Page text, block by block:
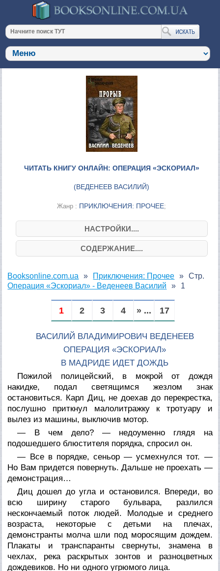
ЧИТАТЬ КНИГУ ОНЛАЙН: ОПЕРАЦИЯ «ЭСКОРИАЛ»
(ВЕДЕНЕЕВ ВАСИЛИЙ)
Жанр : ПРИКЛЮЧЕНИЯ: ПРОЧЕЕ;
НАСТРОЙКИ....
СОДЕРЖАНИЕ....
Booksonline.com.ua
Приключения: Прочее
Операция «Эскориал» - Веденеев Василий
Стр.
1
1 2 3 4 » ... 17
ВАСИЛИЙ ВЛАДИМИРОВИЧ ВЕДЕНЕЕВ
ОПЕРАЦИЯ «ЭСКОРИАЛ»
В МАДРИДЕ ИДЕТ ДОЖДЬ
Пожилой полицейский, в мокрой от дождя
накидке, подал светящимся жезлом знак
остановиться. Карл Диц, не доехав до перекрестка,
послушно приткнул малолитражку к тротуару и
вылез из машины, выключив мотор.
— В чем дело? — недоуменно глядя на
подошедшего блюстителя порядка, спросил он.
— Все в порядке, сеньор — усмехнулся тот. —
Но Вам придется повернуть. Дальше не проехать —
демонстрация…
Диц дошел до угла и остановился. Впереди, во
всю ширину старого бульвара, разлился
нескончаемый поток людей. Молодые и среднего
возраста, некоторые с детьми на плечах,
демонстранты молча шли под моросящим дождем.
Плакаты и транспаранты свернуты, знамена в
чехлах, река раскрытых зонтов и разноцветных
дождевиков. Но ни одного угрюмого лица.